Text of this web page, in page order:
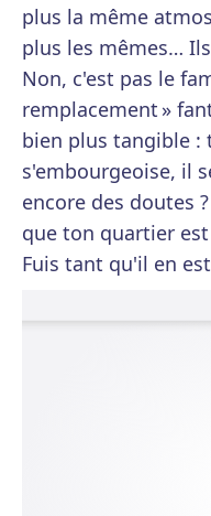
plus la même
plus les mêmes…
Non, c'est pas le
remplacement »
bien plus tangible :
s'embourgeoise, il
encore des doutes
que ton quartier
Fuis tant qu'il en